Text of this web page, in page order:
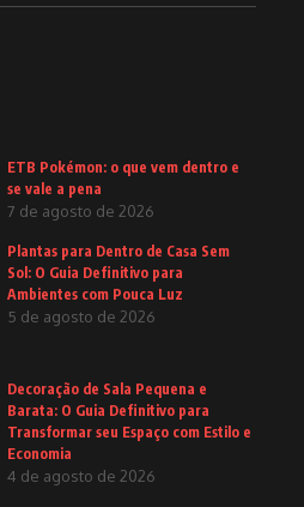
ETB Pokémon: o que vem dentro e
se vale a pena
7 de agosto de 2026
Plantas para Dentro de Casa Sem
Sol: O Guia Definitivo para
Ambientes com Pouca Luz
5 de agosto de 2026
Decoração de Sala Pequena e
Barata: O Guia Definitivo para
Transformar seu Espaço com Estilo e
Economia
4 de agosto de 2026